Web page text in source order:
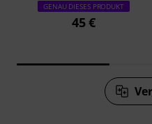
GENAU DIESES PRODUKT
45 €